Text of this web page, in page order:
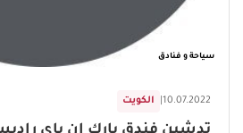
سياحة و فنادق
الكويت 10.07.2022